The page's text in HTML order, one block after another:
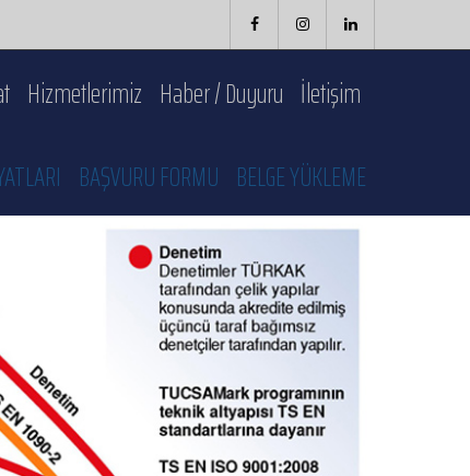
Hizmetlerimiz Haber / Duyuru İletişim
BAŞVURU FORMU BELGE YÜKLEME